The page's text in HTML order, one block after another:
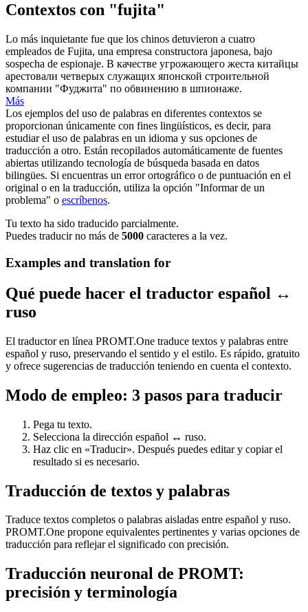
Contextos con "fujita"
Lo más inquietante fue que los chinos detuvieron a cuatro
empleados de Fujita, una empresa constructora japonesa, bajo
sospecha de espionaje. В качестве угрожающего жеста китайцы
арестовали четверых служащих японской строительной
компании "Фуджита" по обвинению в шпионаже.
Más
Los ejemplos del uso de palabras en diferentes contextos se
proporcionan únicamente con fines lingüísticos, es decir, para
estudiar el uso de palabras en un idioma y sus opciones de
traducción a otro. Están recopilados automáticamente de fuentes
abiertas utilizando tecnología de búsqueda basada en datos
bilingües. Si encuentras un error ortográfico o de puntuación en el
original o en la traducción, utiliza la opción "Informar de un
problema" o escríbenos.
Tu texto ha sido traducido parcialmente.
Puedes traducir no más de 5000 caracteres a la vez.
Examples and translation for
Qué puede hacer el traductor español ↔
ruso
El traductor en línea PROMT.One traduce textos y palabras entre
español y ruso, preservando el sentido y el estilo. Es rápido, gratuito
y ofrece sugerencias de traducción teniendo en cuenta el contexto.
Modo de empleo: 3 pasos para traducir
Pega tu texto.
Selecciona la dirección español ↔ ruso.
Haz clic en «Traducir». Después puedes editar y copiar el
resultado si es necesario.
Traducción de textos y palabras
Traduce textos completos o palabras aisladas entre español y ruso.
PROMT.One propone equivalentes pertinentes y varias opciones de
traducción para reflejar el significado con precisión.
Traducción neuronal de PROMT:
precisión y terminología